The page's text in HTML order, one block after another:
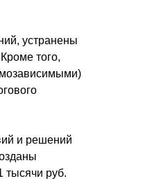
устранены
того,
и решений
тысячи руб.